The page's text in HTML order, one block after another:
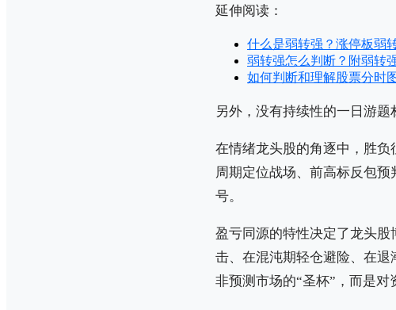
延伸阅读：
什么是弱转强？涨停板弱
弱转强怎么判断？附弱转
如何判断和理解股票分时
另外，没有持续性的一日游题
在情绪龙头股的角逐中，胜
周期定位战场、前高标反包
号。
盈亏同源的特性决定了龙头
击、在混沌期轻仓避险、在
非预测市场的“圣杯”，而是对